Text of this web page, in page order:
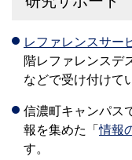
レファレンスサー
階レファレンスデ
などで受け付けて
信濃町キャンパス
報を集めた「情報
す。